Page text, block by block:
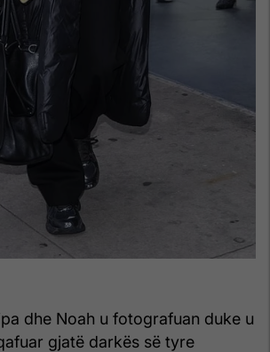
dhe Noah u fotografuan duke u
gjatë darkës së tyre